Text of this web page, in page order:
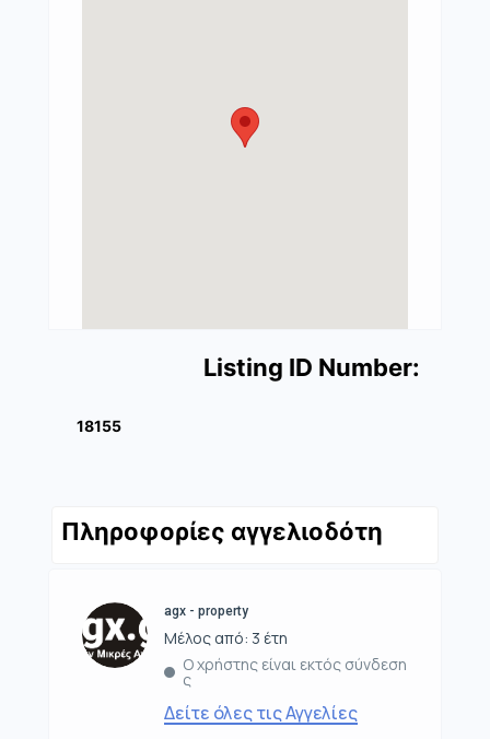
Listing ID Number:
18155
Πληροφορίες αγγελιοδότη
agx - property
Μέλος από: 3 έτη
Ο χρήστης είναι εκτός σύνδεση
ς
Δείτε όλες τις Αγγελίες